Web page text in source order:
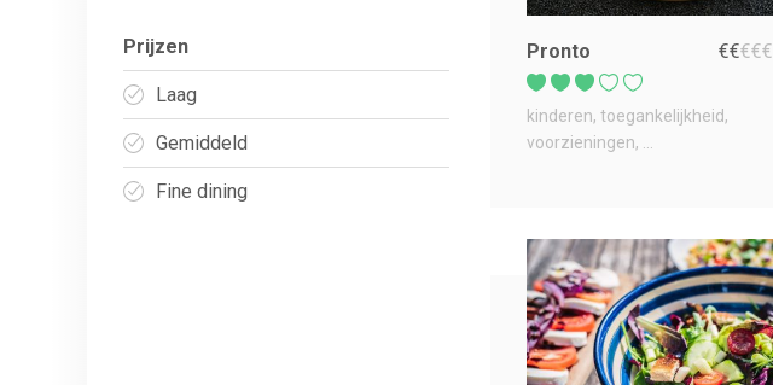
Prijzen
Laag
Gemiddeld
Fine dining
Pronto €€€€€
kinderen toegankelijkheid
voorzieningen